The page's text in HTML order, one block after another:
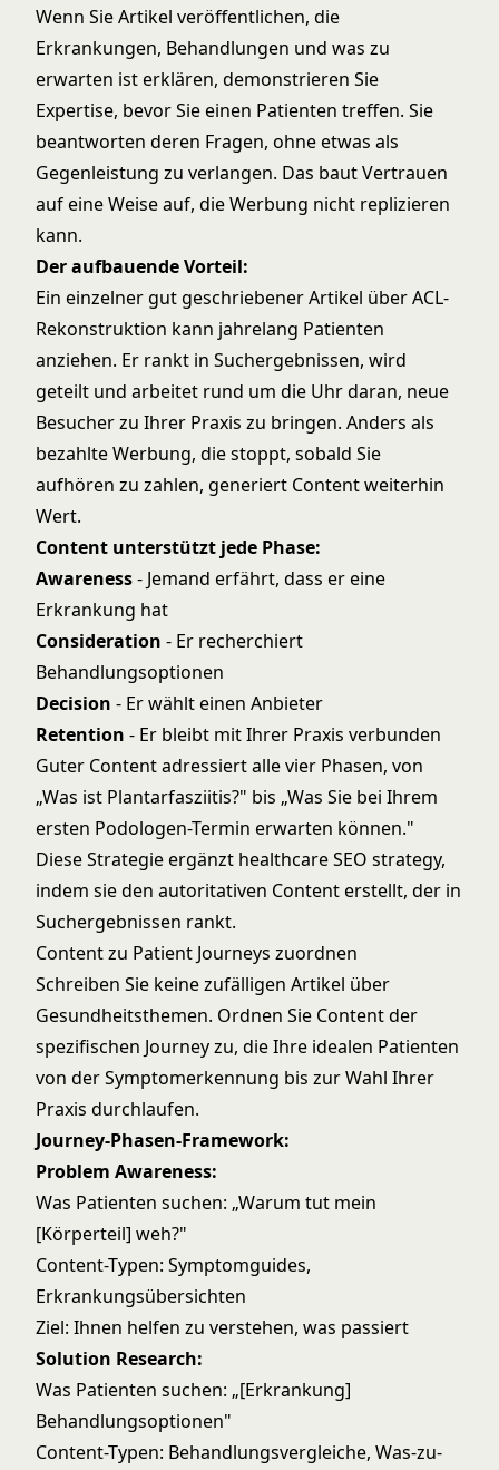
Wenn Sie Artikel veröffentlichen, die
Erkrankungen, Behandlungen und was zu
erwarten ist erklären, demonstrieren Sie
Expertise, bevor Sie einen Patienten treffen. Sie
beantworten deren Fragen, ohne etwas als
Gegenleistung zu verlangen. Das baut Vertrauen
auf eine Weise auf, die Werbung nicht replizieren
kann.
Der aufbauende Vorteil:
Ein einzelner gut geschriebener Artikel über ACL-
Rekonstruktion kann jahrelang Patienten
anziehen. Er rankt in Suchergebnissen, wird
geteilt und arbeitet rund um die Uhr daran, neue
Besucher zu Ihrer Praxis zu bringen. Anders als
bezahlte Werbung, die stoppt, sobald Sie
aufhören zu zahlen, generiert Content weiterhin
Wert.
Content unterstützt jede Phase:
Awareness- Jemand erfährt, dass er eine
Erkrankung hat
Consideration - Er recherchiert
Behandlungsoptionen
Decision - Er wählt einen Anbieter
Retention - Er bleibt mit Ihrer Praxis verbunden
Guter Content adressiert alle vier Phasen, von
„Was ist Plantarfasziitis?" bis „Was Sie bei Ihrem
ersten Podologen-Termin erwarten können."
Diese Strategie ergänzt healthcare SEO strategy,
indem sie den autoritativen Content erstellt, der in
Suchergebnissen rankt.
Content zu Patient Journeys zuordnen
Schreiben Sie keine zufälligen Artikel über
Gesundheitsthemen. Ordnen Sie Content der
spezifischen Journey zu, die Ihre idealen Patienten
von der Symptomerkennung bis zur Wahl Ihrer
Praxis durchlaufen.
Journey-Phasen-Framework:
Problem Awareness:
Was Patienten suchen: „Warum tut mein
[Körperteil] weh?"
Content-Typen: Symptomguides,
Erkrankungsübersichten
Ziel: Ihnen helfen zu verstehen, was passiert
Solution Research:
Was Patienten suchen: „[Erkrankung]
Behandlungsoptionen"
Content-Typen: Behandlungsvergleiche, Was-zu-